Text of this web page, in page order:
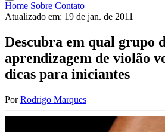
Home Sobre Contato
Atualizado em: 19 de jan. de 2011
Descubra em qual grupo
aprendizagem de violão
dicas para iniciantes
Por Rodrigo Marques